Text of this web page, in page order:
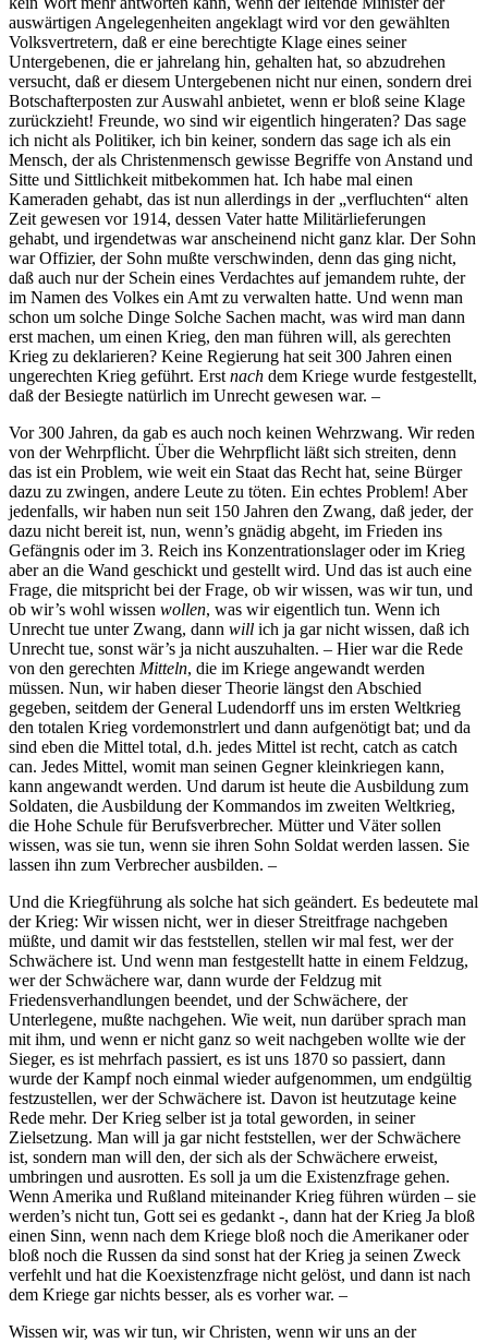
auswärtigen Angelegenheiten angeklagt wird vor den gewählten
Volksvertretern, daß er eine berechtigte Klage eines seiner
Untergebenen, die er jahrelang hin, gehalten hat, so abzudrehen
versucht, daß er diesem Untergebenen nicht nur einen, sondern drei
Botschafterposten zur Auswahl anbietet, wenn er bloß seine Klage
zurückzieht! Freunde, wo sind wir eigentlich hingeraten? Das sage
ich nicht als Politiker, ich bin keiner, sondern das sage ich als ein
Mensch, der als Christenmensch gewisse Begriffe von Anstand und
Sitte und Sittlichkeit mitbekommen hat. Ich habe mal einen
Kameraden gehabt, das ist nun allerdings in der „verfluchten“ alten
Zeit gewesen vor 1914, dessen Vater hatte Militärlieferungen
gehabt, und irgendetwas war anscheinend nicht ganz klar. Der Sohn
war Offizier, der Sohn mußte verschwinden, denn das ging nicht,
daß auch nur der Schein eines Verdachtes auf jemandem ruhte, der
im Namen des Volkes ein Amt zu verwalten hatte. Und wenn man
schon um solche Dinge Solche Sachen macht, was wird man dann
erst machen, um einen Krieg, den man führen will, als gerechten
Krieg zu deklarieren? Keine Regierung hat seit 300 Jahren einen
ungerechten Krieg geführt. Erst nach dem Kriege wurde festgestellt,
daß der Besiegte natürlich im Unrecht gewesen war. –
Vor 300 Jahren, da gab es auch noch keinen Wehrzwang. Wir reden
von der Wehrpflicht. Über die Wehrpflicht läßt sich streiten, denn
das ist ein Problem, wie weit ein Staat das Recht hat, seine Bürger
dazu zu zwingen, andere Leute zu töten. Ein echtes Problem! Aber
jedenfalls, wir haben nun seit 150 Jahren den Zwang, daß jeder, der
dazu nicht bereit ist, nun, wenn’s gnädig abgeht, im Frieden ins
Gefängnis oder im 3. Reich ins Konzentrationslager oder im Krieg
aber an die Wand geschickt und gestellt wird. Und das ist auch eine
Frage, die mitspricht bei der Frage, ob wir wissen, was wir tun, und
ob wir’s wohl wissen wollen, was wir eigentlich tun. Wenn ich
Unrecht tue unter Zwang, dann will ich ja gar nicht wissen, daß ich
Unrecht tue, sonst wär’s ja nicht auszuhalten. – Hier war die Rede
von den gerechten Mitteln, die im Kriege angewandt werden
müssen. Nun, wir haben dieser Theorie längst den Abschied
gegeben, seitdem der General Ludendorff uns im ersten Weltkrieg
den totalen Krieg vordemonstrlert und dann aufgenötigt bat; und da
sind eben die Mittel total, d.h. jedes Mittel ist recht, catch as catch
can. Jedes Mittel, womit man seinen Gegner kleinkriegen kann,
kann angewandt werden. Und darum ist heute die Ausbildung zum
Soldaten, die Ausbildung der Kommandos im zweiten Weltkrieg,
die Hohe Schule für Berufsverbrecher. Mütter und Väter sollen
wissen, was sie tun, wenn sie ihren Sohn Soldat werden lassen. Sie
lassen ihn zum Verbrecher ausbilden. –
Und die Kriegführung als solche hat sich geändert. Es bedeutete mal
der Krieg: Wir wissen nicht, wer in dieser Streitfrage nachgeben
müßte, und damit wir das feststellen, stellen wir mal fest, wer der
Schwächere ist. Und wenn man festgestellt hatte in einem Feldzug,
wer der Schwächere war, dann wurde der Feldzug mit
Friedensverhandlungen beendet, und der Schwächere, der
Unterlegene, mußte nachgehen. Wie weit, nun darüber sprach man
mit ihm, und wenn er nicht ganz so weit nachgeben wollte wie der
Sieger, es ist mehrfach passiert, es ist uns 1870 so passiert, dann
wurde der Kampf noch einmal wieder aufgenommen, um endgültig
festzustellen, wer der Schwächere ist. Davon ist heutzutage keine
Rede mehr. Der Krieg selber ist ja total geworden, in seiner
Zielsetzung. Man will ja gar nicht feststellen, wer der Schwächere
ist, sondern man will den, der sich als der Schwächere erweist,
umbringen und ausrotten. Es soll ja um die Existenzfrage gehen.
Wenn Amerika und Rußland miteinander Krieg führen würden – sie
werden’s nicht tun, Gott sei es gedankt -, dann hat der Krieg Ja bloß
einen Sinn, wenn nach dem Kriege bloß noch die Amerikaner oder
bloß noch die Russen da sind sonst hat der Krieg ja seinen Zweck
verfehlt und hat die Koexistenzfrage nicht gelöst, und dann ist nach
dem Kriege gar nichts besser, als es vorher war. –
Wissen wir, was wir tun, wir Christen, wenn wir uns an der